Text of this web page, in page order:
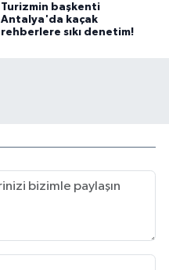
Turizmin başkenti
Antalya'da kaçak
rehberlere sıkı denetim!